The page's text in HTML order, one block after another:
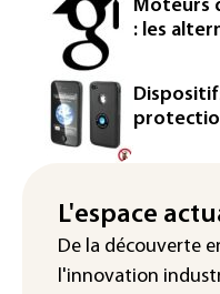
La défense, voie
un secteur
France : prison
"bannissement
streamers jugés
IA : Mythos 5
fausses
Royaume-Uni
Moteurs
: les
L'espace
De la découverte
l'innovation